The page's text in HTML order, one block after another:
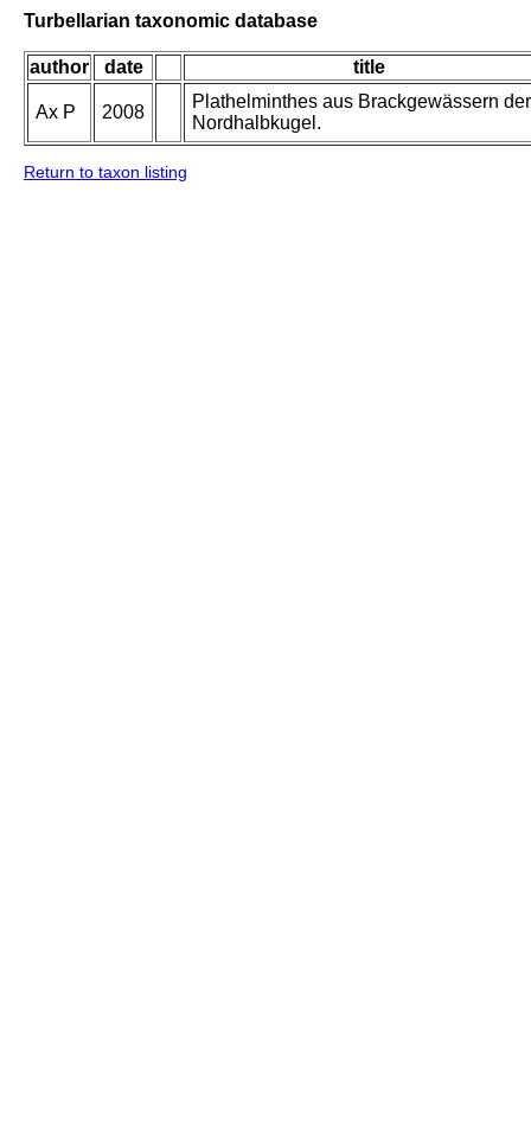
Turbellarian taxonomic database
author date title
Ax P 2008
Plathelminthes aus Brackgewässern der
Nordhalbkugel.
Return to taxon listing